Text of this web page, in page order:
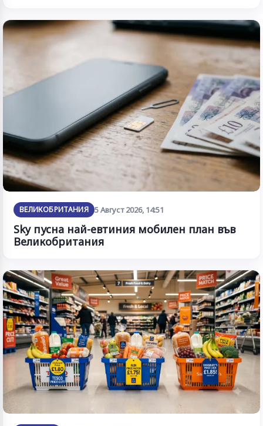
ВЕЛИКОБРИТАНИЯ 5 Август 2026, 14:51
Sky пусна най-евтиния мобилен план във
Великобритания